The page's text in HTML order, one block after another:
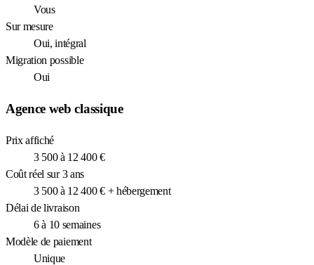
Vous
Sur mesure
Oui, intégral
Migration possible
Oui
Agence web classique
Prix affiché
3 500 à 12 400 €
Coût réel sur 3 ans
3 500 à 12 400 € + hébergement
Délai de livraison
6 à 10 semaines
Modèle de paiement
Unique